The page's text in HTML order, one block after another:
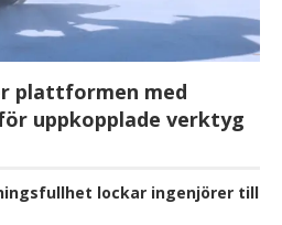
plattformen med
uppkopplade verktyg
lockar ingenjörer till